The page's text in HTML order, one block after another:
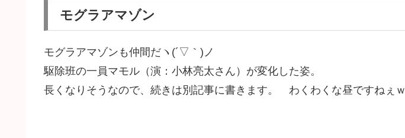
モグラアマゾン
モグラアマゾンも仲間だヽ(´▽｀)ノ
駆除班の一員マモル（演：小林亮太さん）が変化した姿。
長くなりそうなので、続きは別記事に書きます。 わくわくな昼ですねぇｗ